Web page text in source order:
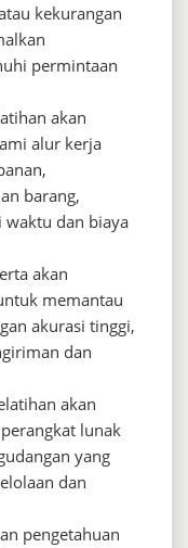
kekurangan
permintaan
akan
alur kerja
barang,
waktu dan biaya
akan
memantau
akurasi tinggi,
dan
akan
lunak
yang
dan
pengetahuan